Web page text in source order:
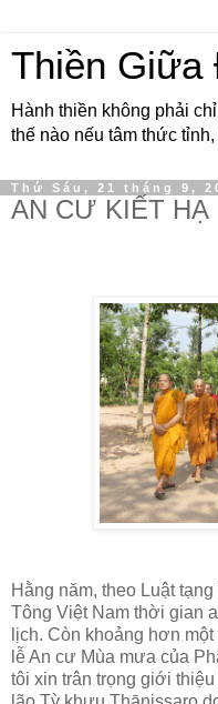
Thiền
Hành thiền không phải
thế nào nếu tâm thức
Thứ Sáu, 21 tháng 9,
AN CƯ KIẾT HẠ
Hằng năm, theo Luật
Tông Việt Nam thời gian
lịch. Còn khoảng hơn
lễ An cư Mùa mưa của
tôi xin trân trọng giới